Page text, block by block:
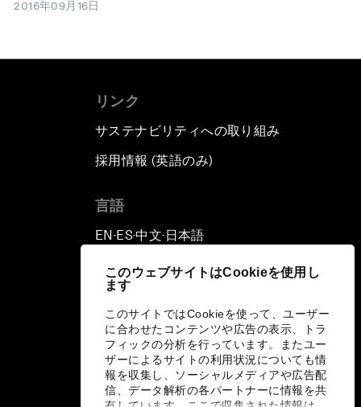
このウェブサイトはCookieを使用し
ます
このサイトではCookieを使って、ユーザー
に合わせたコンテンツや広告の表示、トラ
フィックの分析を行っています。またユー
ザーによるサイトの利用状況についても情
報を収集し、ソーシャルメディアや広告配
信、データ解析の各パートナーに情報を共
2016年09月16日
リンク
サステナビリティへの取り組み
採用情報 (英語のみ)
言語
EN ▪ ES▪中文▪ 日本語